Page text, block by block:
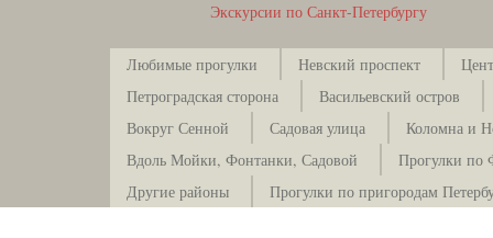
Экскурсии по Санкт-Петербургу
Любимые прогулки Невский проспект
Петроградская сторона
Васильевский остров
Вокруг Сенной
Садовая улица
Коломна и
Вдоль Мойки, Фонтанки, Садовой
Прогулки по
Другие районы
Прогулки по пригородам